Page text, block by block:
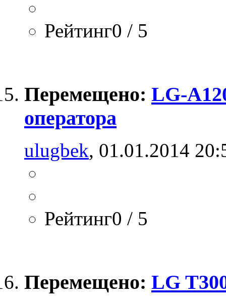
Рейтинг0 / 5
Перемещено: LG-
оператора
ulugbek, 01.01.2014
Рейтинг0 / 5
Перемещено: LG